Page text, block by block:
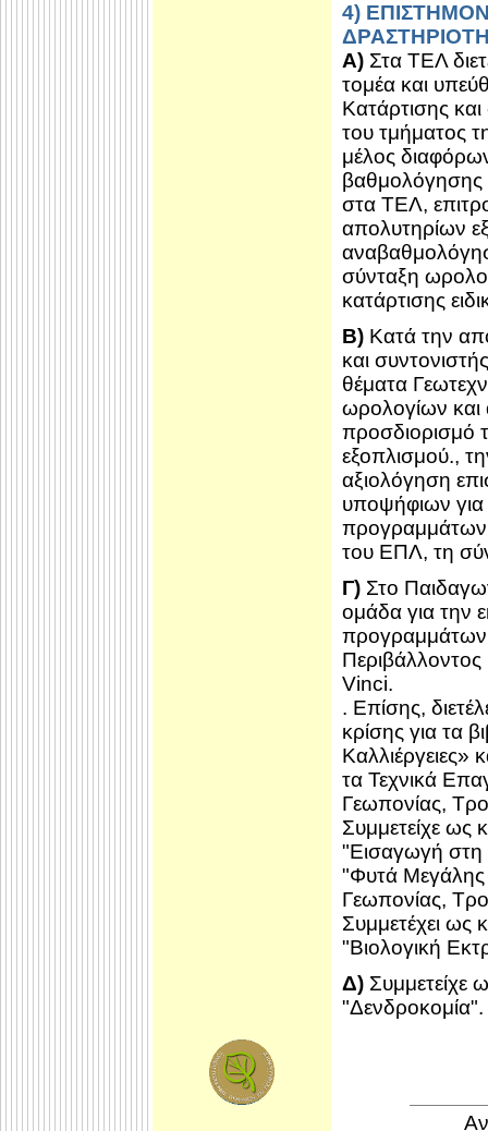
4)
Α) Στα ΤΕΛ
τομέα και
Κατάρτισης
του τμήματος
μέλος
βαθμολόγησης
στα ΤΕΛ,
απολυτηρίων
σύνταξη
κατάρτισης
Β) Κατά την
και
θέματα
ωρολογίων
προσδιορισμό
εξοπλισμού.,
αξιολόγηση
υποψήφιων
προγραμμάτων
του ΕΠΛ, τη
Γ) Στο
ομάδα για την
προγραμμάτων
Vinci.
. Επίσης,
κρίσης για τα
Καλλιέργειες»
τα Τεχνικά
Γεωπονίας,
Συμμετείχε ως
"Εισαγωγή
"Φυτά Μεγάλης
Γεωπονίας,
Συμμετέχει ως
"Βιολογική
Δ) Συμμετείχε
"Δενδροκομία".